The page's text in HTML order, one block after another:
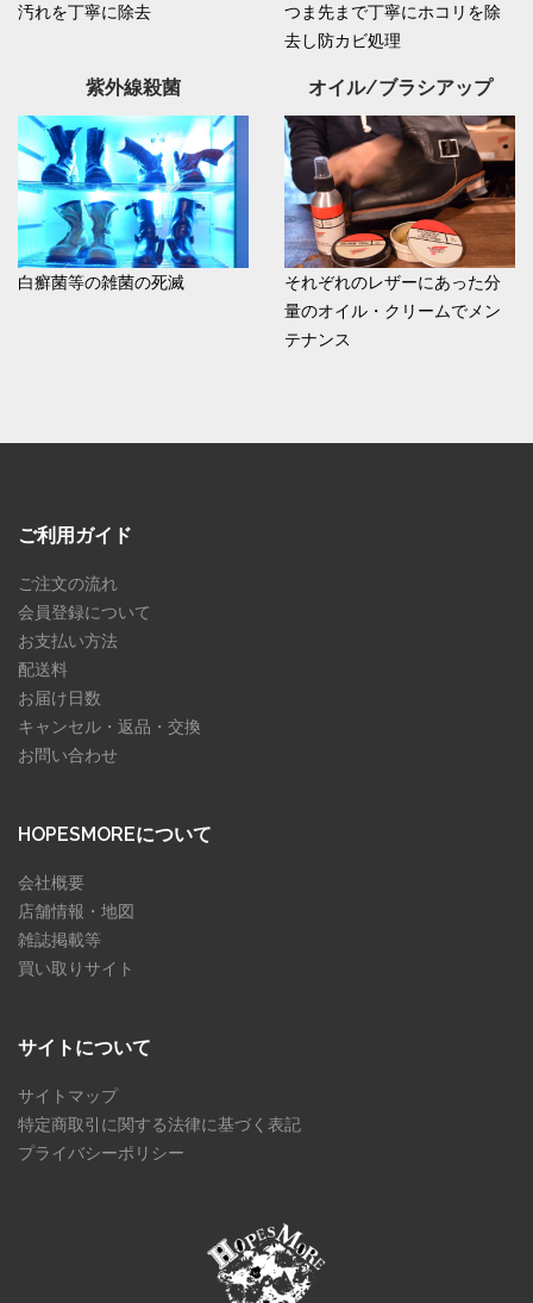
汚れを丁寧に除去
つま先まで丁寧にホコリを除
去し防カビ処理
紫外線殺菌
白癬菌等の雑菌の死滅
オイル/ブラシアップ
それぞれのレザーにあった分
量のオイル・クリームでメン
テナンス
ご利用ガイド
ご注文の流れ
会員登録について
お支払い方法
配送料
お届け日数
キャンセル・返品・交換
お問い合わせ
HOPESMOREについて
会社概要
店舗情報・地図
雑誌掲載等
買い取りサイト
サイトについて
サイトマップ
特定商取引に関する法律に基づく表記
プライバシーポリシー